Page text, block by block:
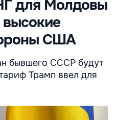
для Молдовы
США
бывшего СССР будут
Трамп ввел для